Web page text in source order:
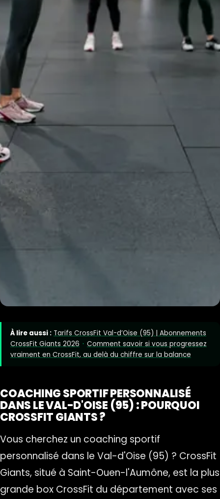
À lire aussi : Tarifs CrossFit Val-d’Oise (95) | Abonnements
CrossFit Giants 2026 · Comment savoir si vous progressez
vraiment en CrossFit, au delà du chiffre sur la balance
COACHING SPORTIF PERSONNALISÉ
DANS LE VAL-D'OISE (95) : POURQUOI
CROSSFIT GIANTS ?
Vous cherchez un coaching sportif
personnalisé dans le Val-d'Oise (95) ? CrossFit
Giants, situé à Saint-Ouen-l'Aumône, est la plus
grande box CrossFit du département avec ses